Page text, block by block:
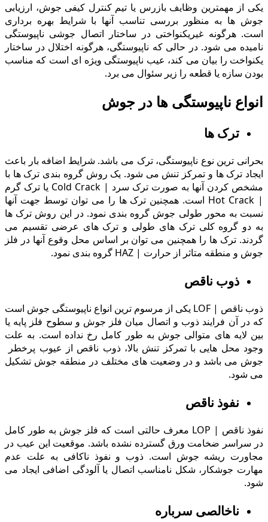
یکی از مهمترین وظایف بازرس یا تیم کنترل کیفی جوش، ارزیابی
جوش ها به منظور بررسی تناسب آنها با شرایط بهره برداری
است. هرگونه غیریکنواختی در ساختار اتصال جوشی ناپیوستگى
نامیده می شود. در حالی که ناپیوستگى، هرگونه اختلال در ساختار
یکنواخت را بیان می کند، عیب ناپیوستگى ویژه ای است که مناسب
بودن سازه یا قطعه را زیر سئوال می برد.
انواع ناپیوستگی ها در جوش
ترک ها
بحرانی ترین نوع ناپیوستگى، ترک می باشد. شرایط اضافه بار باعث
ایجاد ترک ها و تمرکز تنش می شود. یک روش گروه بندی ترک ها با
مشخص کردن آنها به صورت ترک سرد | Cold Crack یا ترک گرم
| Hot Crack است. همچنین ترک ها را می توان توسط جهت آنها
نسبت به محور طولی جوش گروه بندی نمود. در این روش ترک ها
به دو گروه کلی ترک های طولی و ترک های عرضی تقسیم می
گردند. ترک ها را همچنین می توان بر اساس محل وقوع آنها در فلز
جوش و منطقه متاثر از حرارت | HAZ گروه بندی نمود.
ذوب ناقص
ذوب ناقص | LOF یکی از مرسوم ترین انواع ناپیوستگى جوش است
که در آن فرایند ذوب و اتصال میان فلز جوش و سطوح فلز پایه یا
بین لایه های متوالی جوش به طور کامل رخ نداده است. به علت
وجود محل هایی با تمرکز تنش بالا، ذوب ناقص از عیوب پرخطر
جوش می باشد و در وضعیت های مختلف در منطقه جوش تشکیل
می شود.
نفوذ ناقص
نفوذ ناقص | LOP معرف حالتی است که فلز جوش به طور کامل
در سراسر ضخامت ورق گسترده نشده باشد. موقعیت این عیب در
مجاورت ریشه جوش است. ذوب و نفوذ ناکافی به علت عدم
مهارت جوشکار، شکل نامناسب اتصال یا آلودگی اضافی ایجاد می
شود.
ناخالصی سرباره